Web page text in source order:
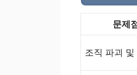
문제
조직 파괴 및